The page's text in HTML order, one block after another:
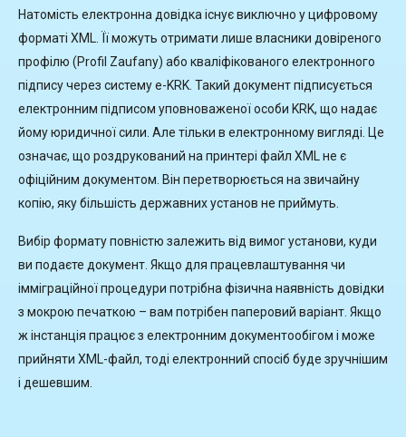
Натомість електронна довідка існує виключно у цифровому
форматі XML. Її можуть отримати лише власники довіреного
профілю (Profil Zaufany) або кваліфікованого електронного
підпису через систему e-KRK. Такий документ підписується
електронним підписом уповноваженої особи KRK, що надає
йому юридичної сили. Але тільки в електронному вигляді. Це
означає, що роздрукований на принтері файл XML не є
офіційним документом. Він перетворюється на звичайну
копію, яку більшість державних установ не приймуть.
Вибір формату повністю залежить від вимог установи, куди
ви подаєте документ. Якщо для працевлаштування чи
імміграційної процедури потрібна фізична наявність довідки
з мокрою печаткою – вам потрібен паперовий варіант. Якщо
ж інстанція працює з електронним документообігом і може
прийняти XML-файл, тоді електронний спосіб буде зручнішим
і дешевшим.